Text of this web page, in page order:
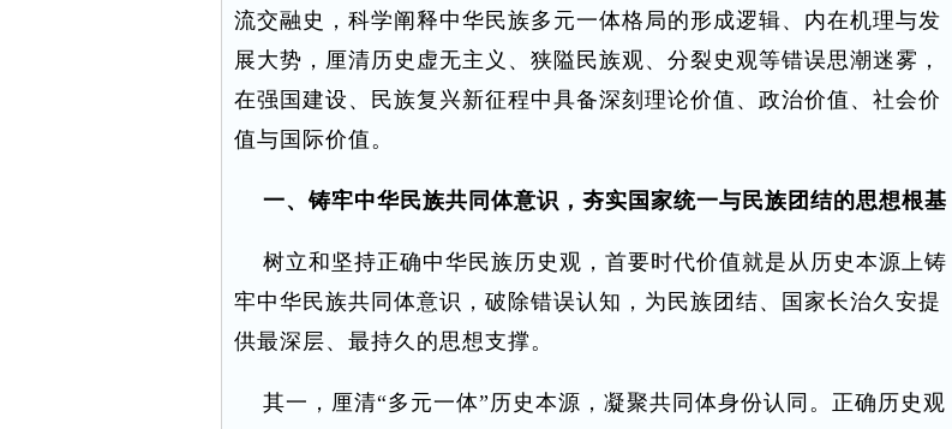
流交融史，科学阐释中华民族多元一体格局的形成逻辑、内在机理与发
展大势，厘清历史虚无主义、狭隘民族观、分裂史观等错误思潮迷雾，
在强国建设、民族复兴新征程中具备深刻理论价值、政治价值、社会价
值与国际价值。
一、铸牢中华民族共同体意识，夯实国家统一与民族团结的思想根基
树立和坚持正确中华民族历史观，首要时代价值就是从历史本源上铸
牢中华民族共同体意识，破除错误认知，为民族团结、国家长治久安提
供最深层、最持久的思想支撑。
其一，厘清“多元一体”历史本源，凝聚共同体身份认同。正确历史观